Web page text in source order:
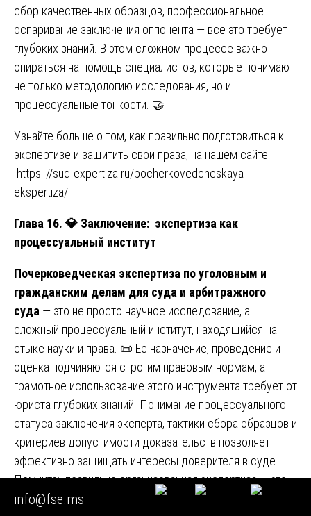
сбор качественных образцов, профессиональное
оспаривание заключения оппонента — всё это требует
глубоких знаний. В этом сложном процессе важно
опираться на помощь специалистов, которые понимают
не только методологию исследования, но и
процессуальные тонкости. 🤝
Узнайте больше о том, как правильно подготовиться к
экспертизе и защитить свои права, на нашем сайте:
https: //sud-expertiza.ru/pocherkovedcheskaya-
ekspertiza/
Глава 16. 💎 Заключение: экспертиза как
процессуальный институт
Почерковедческая экспертиза по уголовным и
гражданским делам для суда и арбитражного
суда — это не просто научное исследование, а
сложный процессуальный институт, находящийся на
стыке науки и права. 📜 Её назначение, проведение и
оценка подчиняются строгим правовым нормам, а
грамотное использование этого инструмента требует от
юриста глубоких знаний. Понимание процессуального
статуса заключения эксперта, тактики сбора образцов и
критериев допустимости доказательств позволяет
эффективно защищать интересы доверителя в суде.
Помните: правильно организованная экспертиза — это
мощное оружие, но только в руках профессионала,
info@fse.ms